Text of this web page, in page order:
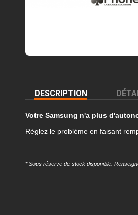
DESCRIPTION
Votre Samsung n'a plus
Réglez le problème en faisant
* Sous réserve de stock disponible.